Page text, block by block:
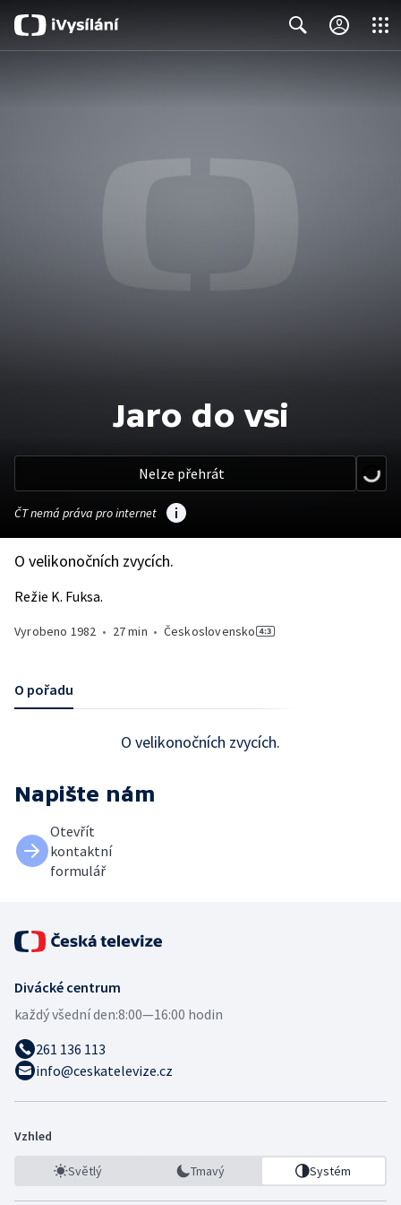
Jaro do vsi
Nelze přehrát
ČT nemá práva pro internet
O velikonočních zvycích.
Režie K. Fuksa.
Vyrobeno 1982 • 27 min • Československo
O pořadu
O velikonočních zvycích.
Napište nám
Otevřít
kontaktní
formulář
Divácké centrum
každý všední den:8:00—16:00 hodin
261 136 113
info@ceskatelevize.cz
Vzhled
Světlý Tmavý Systém